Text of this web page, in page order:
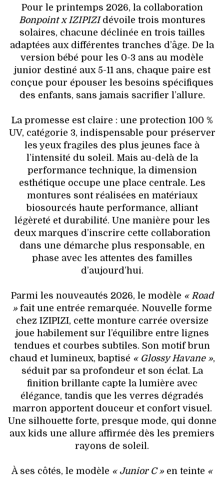
Pour le printemps 2026, la collaboration
Bonpoint x IZIPIZIdévoile trois montures
solaires, chacune déclinée en trois tailles
adaptées aux différentes tranches d’âge. De la
version bébé pour les 0-3 ans au modèle
junior destiné aux 5-11 ans, chaque paire est
conçue pour épouser les besoins spécifiques
des enfants, sans jamais sacrifier l’allure.
La promesse est claire : une protection 100 %
UV, catégorie 3, indispensable pour préserver
les yeux fragiles des plus jeunes face à
l’intensité du soleil. Mais au-delà de la
performance technique, la dimension
esthétique occupe une place centrale. Les
montures sont réalisées en matériaux
biosourcés haute performance, alliant
légèreté et durabilité. Une manière pour les
deux marques d’inscrire cette collaboration
dans une démarche plus responsable, en
phase avec les attentes des familles
d’aujourd’hui.
Parmi les nouveautés 2026, le modèle « Road
»fait une entrée remarquée. Nouvelle forme
chez IZIPIZI, cette monture carrée oversize
joue habilement sur l’équilibre entre lignes
tendues et courbes subtiles. Son motif brun
chaud et lumineux, baptisé « Glossy Havane »,
séduit par sa profondeur et son éclat. La
finition brillante capte la lumière avec
élégance, tandis que les verres dégradés
marron apportent douceur et confort visuel.
Une silhouette forte, presque mode, qui donne
aux kids une allure affirmée dès les premiers
rayons de soleil.
À ses côtés, le modèle « Junior C » en teinte «